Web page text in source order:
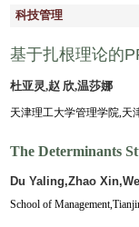
科技管理
基于扎根理论的
杜亚灵,赵 欣,温莎娜
天津理工大学管理学院,天
The Determinants
Du Yaling,Zhao
School of